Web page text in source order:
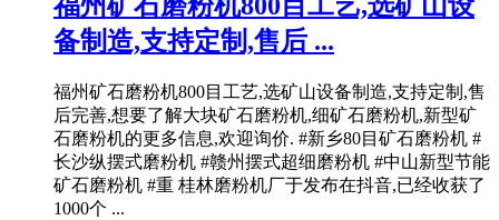
福州矿石磨粉机800目工艺,选矿山设
备制造,支持定制,售后 ...
福州矿石磨粉机800目工艺,选矿山设备制造,支持定制,售
后完善,想要了解大块矿石磨粉机,细矿石磨粉机,新型矿
石磨粉机的更多信息,欢迎询价. #新乡80目矿石磨粉机 #
长沙纵摆式磨粉机 #赣州摆式超细磨粉机 #中山新型节能
矿石磨粉机 #重 桂林磨粉机厂于发布在抖音,已经收获了
1000个 ...